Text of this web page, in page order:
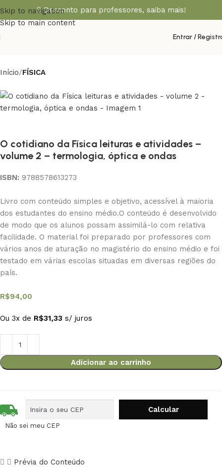
Skip to navigation
Skip to main content
Desconto para professores, saiba mais!
Entrar /
Início FÍSICA
O cotidiano da Física leituras e atividades –
volume 2 – termologia, óptica e ondas
ISBN: 9788578613273
Livro com conteúdo simples e objetivo, acessível à maioria
dos estudantes do ensino médio.O conteúdo é desenvolvido
de modo que os alunos possam assimilá-lo com relativa
facilidade. O material foi preparado por professores com
vários anos de aturação no magistério do ensino médio e foi
testado em várias escolas situadas em diversas regiões do
país.
R$94,00
Ou 3x de R$31,33 s/ juros
Adicionar ao carrinho
Não sei meu CEP
Prévia do Conteúdo